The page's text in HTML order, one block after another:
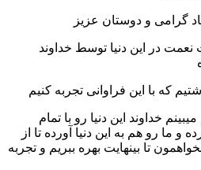
گرامی و دوستان عزیز
نعمت در این دنیا توسط خداوند
که با این فراوانی تجربه کنیم
خداوند این دنیا رو با تمام
و ما رو هم به این دنیا آورده تا از
تا بینهایت بهره ببریم و تجربه